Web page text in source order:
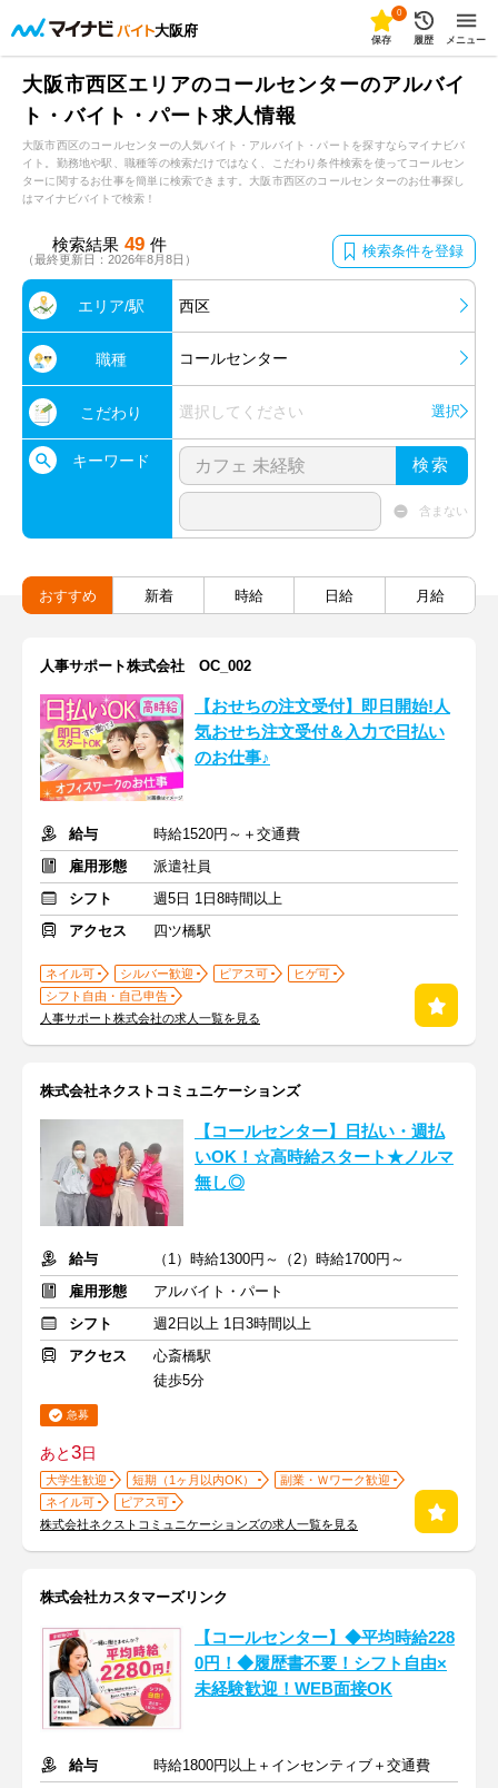
大阪府
0
保存 履歴 メニュー
大阪市西区エリアのコールセンターのアルバイ
ト・バイト・パート求人情報
大阪市西区のコールセンターの人気バイト・アルバイト・パートを探すならマイナビバ
イト。勤務地や駅、職種等の検索だけではなく、こだわり条件検索を使ってコールセン
ターに関するお仕事を簡単に検索できます。大阪市西区のコールセンターのお仕事探し
はマイナビバイトで検索！
検索結果 49 件
（最終更新日：2026年8月8日） 検索条件を登録
エリア/駅 西区
職種 コールセンター
こだわり 選択してください 選択
キーワード 検索
含まない
おすすめ 新着 時給 日給 月給
人事サポート株式会社 OC_002
【おせちの注文受付】即日開始!人
気おせち注文受付＆入力で日払い
のお仕事♪
給与
時給1520円～＋交通費
雇用形態
派遣社員
シフト
週5日 1日8時間以上
アクセス
四ツ橋駅
ネイル可 シルバー歓迎 ピアス可
ヒゲ可
シフト自由・自己申告
人事サポート株式会社の求人一覧を見る
株式会社ネクストコミュニケーションズ
【コールセンター】日払い・週払
いOK！☆高時給スタート★ノルマ
無し◎
給与
（1）時給1300円～（2）時給1700円～
雇用形態
アルバイト・パート
シフト
週2日以上 1日3時間以上
アクセス
心斎橋駅
徒歩5分
急募
あと3日
大学生歓迎 短期（1ヶ月以内OK）
副業・Ｗワーク歓迎
ネイル可
ピアス可
株式会社ネクストコミュニケーションズの求人一覧を見る
株式会社カスタマーズリンク
【コールセンター】◆平均時給228
0円！◆履歴書不要！シフト自由×
未経験歓迎！WEB面接OK
給与
時給1800円以上＋インセンティブ＋交通費